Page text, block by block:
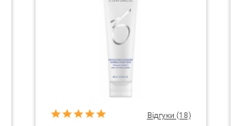
Відгуки (18)